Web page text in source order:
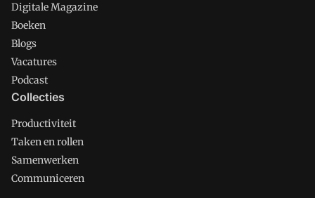
Digitale Magazine
Boeken
Blogs
Vacatures
Podcast
Collecties
Productiviteit
Taken en rollen
Samenwerken
Communiceren